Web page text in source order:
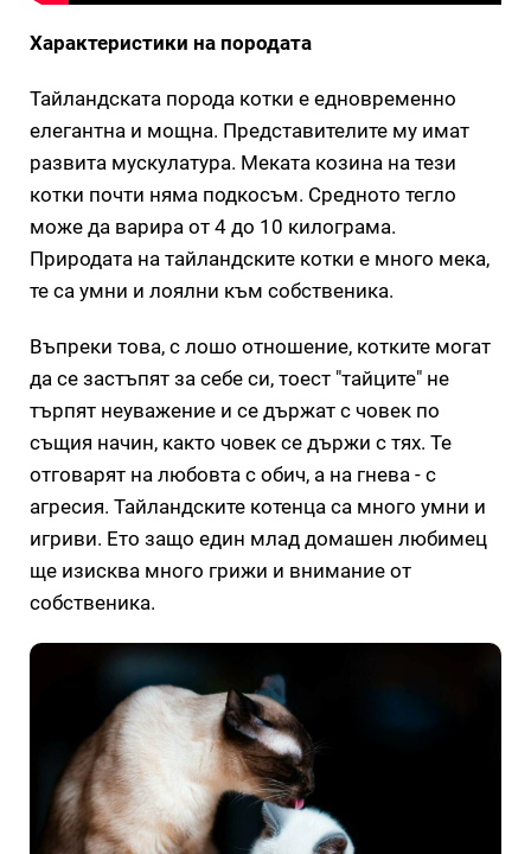
Характеристики на породата
Тайландската порода котки е едновременно
елегантна и мощна. Представителите му имат
развита мускулатура. Меката козина на тези
котки почти няма подкосъм. Средното тегло
може да варира от 4 до 10 килограма.
Природата на тайландските котки е много мека,
те са умни и лоялни към собственика.
Въпреки това, с лошо отношение, котките могат
да се застъпят за себе си, тоест "тайците" не
търпят неуважение и се държат с човек по
същия начин, както човек се държи с тях. Те
отговарят на любовта с обич, а на гнева - с
агресия. Тайландските котенца са много умни и
игриви. Ето защо един млад домашен любимец
ще изисква много грижи и внимание от
собственика.